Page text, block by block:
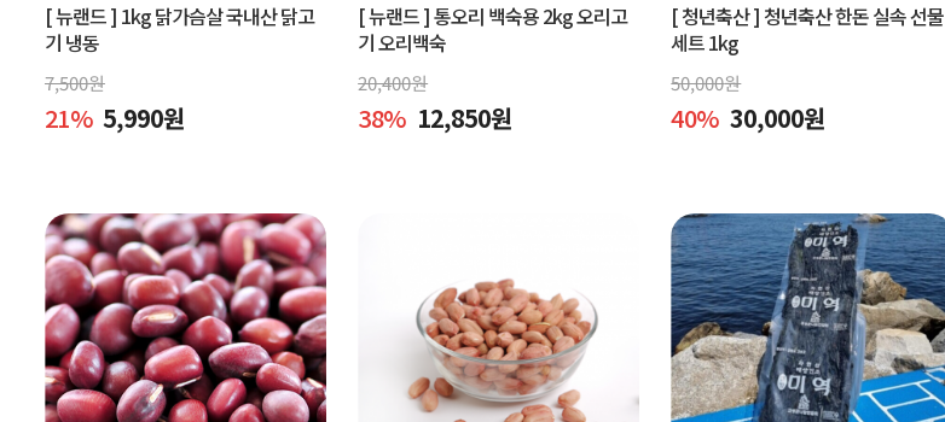
[ 뉴랜드 ] 1kg 닭가슴살 국내산 닭고
기 냉동
7,500원
21% 5,990원
[ 뉴랜드 ]통오리 백숙용 2kg 오리고
기 오리백숙
20,400원
38% 12,850원
[ 청년축산 ] 청년축산 한돈 실속 선물
세트 1kg
50,000원
40% 30,000원